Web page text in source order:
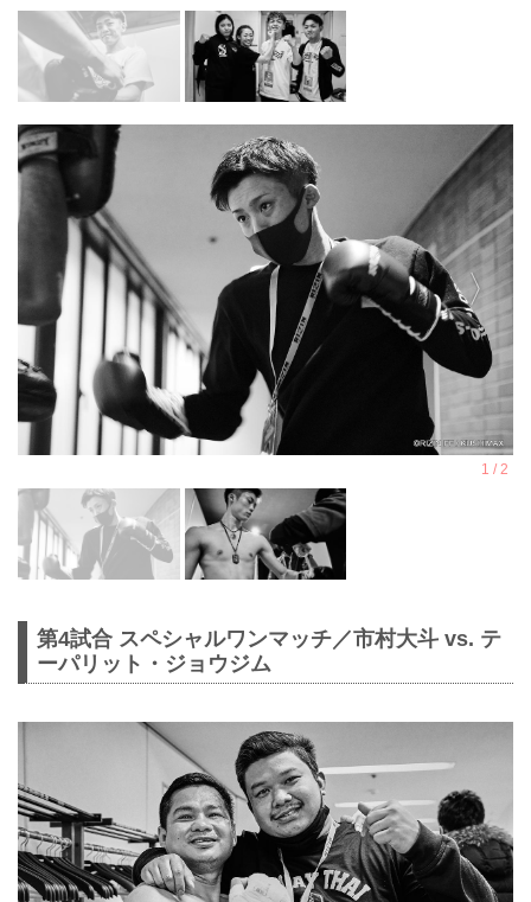
第4試合 スペシャルワンマッチ／市村大斗 vs. テ
ーパリット・ジョウジム